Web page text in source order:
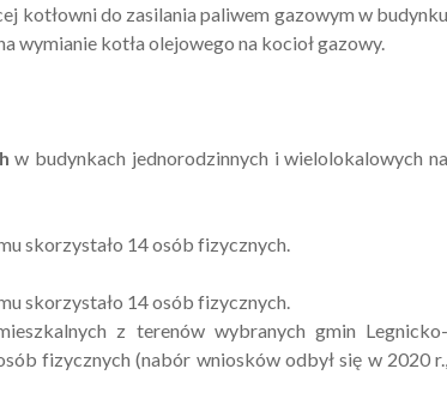
kotłowni do zasilania paliwem gazowym w budynku
wymianie kotła olejowego na kocioł gazowy.
w budynkach jednorodzinnych i wielolokalowych na
skorzystało 14 osób fizycznych.
skorzystało 14 osób fizycznych.
z terenów wybranych gmin Legnicko-
fizycznych (nabór wniosków odbył się w 2020 r.,